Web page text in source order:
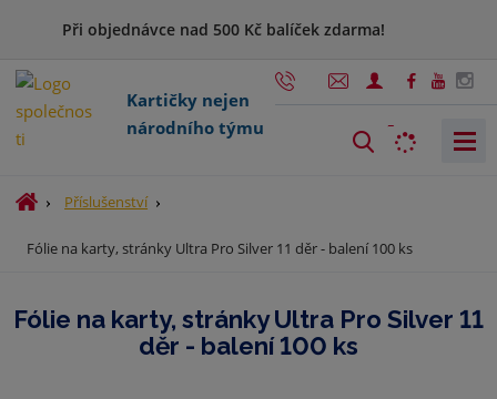
Při objednávce nad 500 Kč balíček zdarma!
Kartičky nejen
národního týmu
e
t
Ú
o
í
Příslušenství
Fólie na karty, stránky Ultra Pro Silver 11 děr - balení 100 ks
Fólie na karty, stránky Ultra Pro Silver 11
děr - balení 100 ks